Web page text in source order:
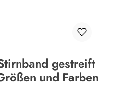
gestreift
und Farben